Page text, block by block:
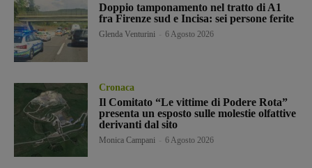
Doppio tamponamento nel tratto di A1
fra Firenze sud e Incisa: sei persone ferite
Glenda Venturini 6 Agosto 2026
Cronaca
Il Comitato “Le vittime di Podere Rota”
presenta un esposto sulle molestie olfattive
derivanti dal sito
Monica Campani 6 Agosto 2026